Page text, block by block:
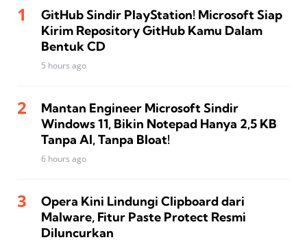
GitHub Sindir PlayStation! Microsoft Siap
Kirim Repository GitHub Kamu Dalam
Bentuk CD
5 hours ago
Mantan Engineer Microsoft Sindir
Windows 11, Bikin Notepad Hanya 2,5 KB
Tanpa AI, Tanpa Bloat!
6 hours ago
Opera Kini Lindungi Clipboard dari
Malware, Fitur Paste Protect Resmi
Diluncurkan